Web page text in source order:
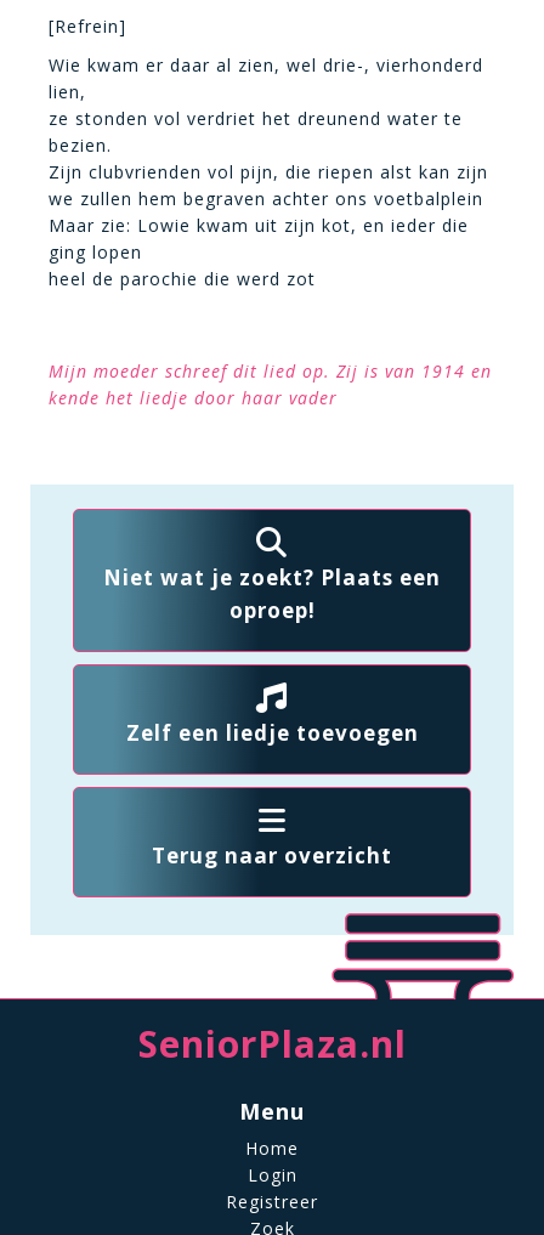
[Refrein]
Wie kwam er daar al zien, wel drie-, vierhonderd
lien,
ze stonden vol verdriet het dreunend water te
bezien.
Zijn clubvrienden vol pijn, die riepen alst kan zijn
we zullen hem begraven achter ons voetbalplein
Maar zie: Lowie kwam uit zijn kot, en ieder die
ging lopen
heel de parochie die werd zot
Mijn moeder schreef dit lied op. Zij is van 1914 en
kende het liedje door haar vader
Niet wat je zoekt? Plaats een
oproep!
Zelf een liedje toevoegen
Terug naar overzicht
SeniorPlaza.nl
Menu
Home
Login
Registreer
Zoek